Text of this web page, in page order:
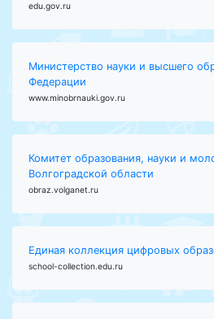
edu.gov.ru
Министерство науки и высшего
Федерации
www.minobrnauki.gov.ru
Комитет образования, науки и
Волгоградской области
obraz.volganet.ru
Единая коллекция цифровых
school-collection.edu.ru